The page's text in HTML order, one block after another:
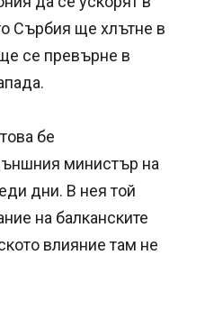
Сърбия ще хлътне в
се превърне в
бе
министър на
дни. В нея той
на балканските
влияние там не